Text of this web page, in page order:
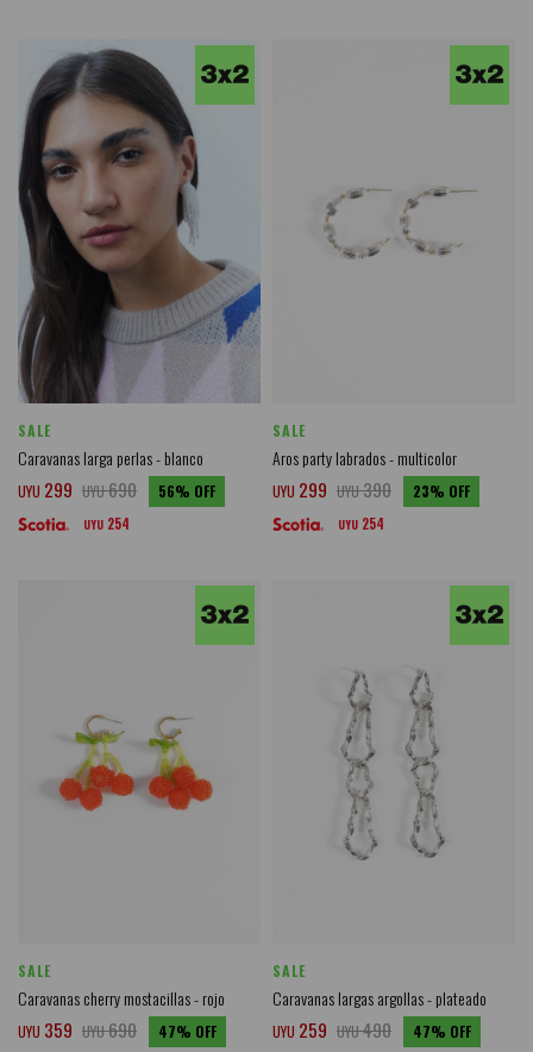
SALE
Caravanas larga perlas - blanco
UYU 299 UYU690 56
UYU 254
SALE
Aros party labrados - multicolor
UYU 299 UYU390 23
UYU 254
SALE
Caravanas cherry mostacillas - rojo
UYU 359 UYU690 47
SALE
Caravanas largas argollas - plateado
UYU 259 UYU490 47